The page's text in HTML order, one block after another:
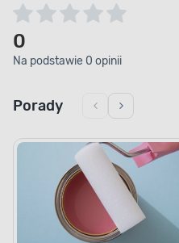
0
Na podstawie 0 opinii